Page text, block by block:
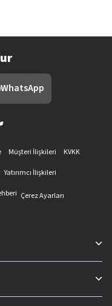
WhatsApp
Müşteri İlişkileri
KVKK
Yatırımcı İlişkileri
Çerez Ayarları